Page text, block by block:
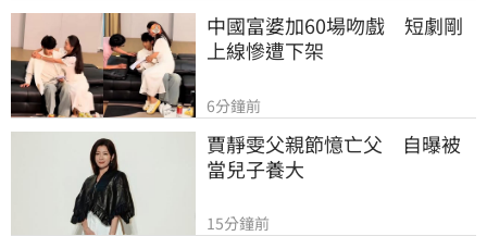
中國富婆加60場吻戲　短劇剛
上線慘遭下架
6分鐘前
賈靜雯父親節憶亡父　自曝被
當兒子養大
15分鐘前